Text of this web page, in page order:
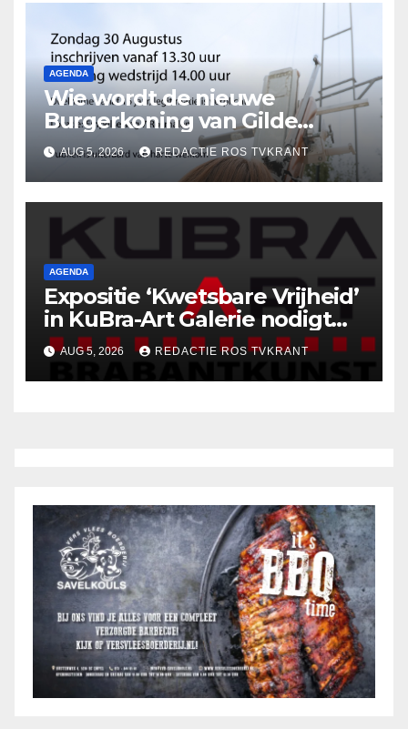
AGENDA
Wie wordt de nieuwe
Burgerkoning van Gilde
Rosmalen !
AUG 5, 2026 REDACTIE ROS TVKRANT
AGENDA
Expositie ‘Kwetsbare Vrijheid’
in KuBra-Art Galerie nodigt
uit tot ontmoeting en
reflectie
AUG 5, 2026 REDACTIE ROS TVKRANT